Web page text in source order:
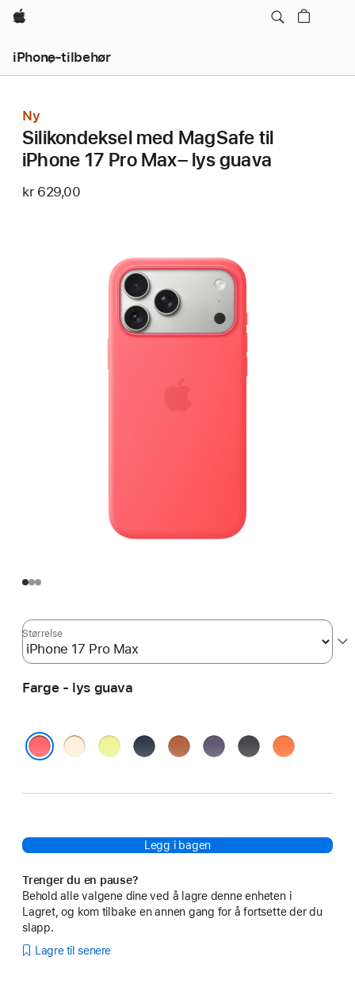
Apple
iPhone-tilbehør
Ny
Silikondeksel med MagSafe til
iPhone 17 Pro Max– lys guava
kr 629,00
Størrelse
Farge - lys guava
vaniljeneongulmidnattterrakotta
lilla
svart oransje
Legg i bagen
Trenger du en pause?
Behold alle valgene dine ved å lagre denne enheten i
Lagret, og kom tilbake en annen gang for å fortsette der du
slapp.
Lagre til senere